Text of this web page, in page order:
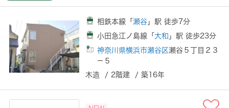
相鉄本線「瀬谷 」駅 徒歩7分
小田急江ノ島線「 大和 」駅 徒歩23分
神奈川県横浜市瀬谷区瀬谷５丁目２３
－５
木造 / 2階建 / 築16年